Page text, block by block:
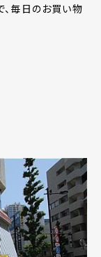
、毎日のお買い物